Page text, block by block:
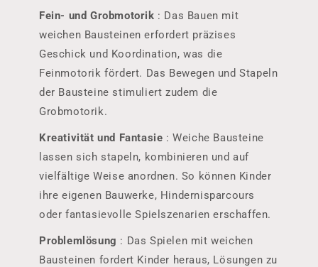
Fein- und Grobmotorik : Das Bauen mit
weichen Bausteinen erfordert präzises
Geschick und Koordination, was die
Feinmotorik fördert. Das Bewegen und Stapeln
der Bausteine ​​stimuliert zudem die
Grobmotorik.
Kreativität und Fantasie : Weiche Bausteine ​​
lassen sich stapeln, kombinieren und auf
vielfältige Weise anordnen. So können Kinder
ihre eigenen Bauwerke, Hindernisparcours
oder fantasievolle Spielszenarien erschaffen.
Problemlösung : Das Spielen mit weichen
Bausteinen fordert Kinder heraus, Lösungen zu